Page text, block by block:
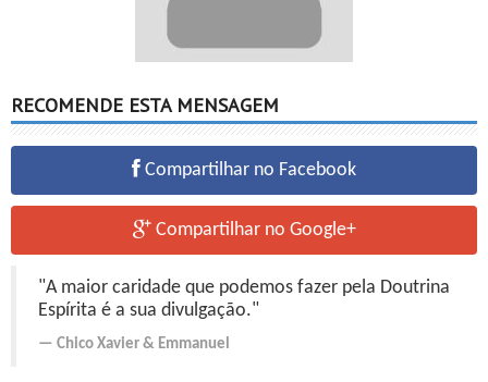
RECOMENDE ESTA MENSAGEM
Compartilhar no Facebook
Compartilhar no Google+
"A maior caridade que podemos fazer pela Doutrina
Espírita é a sua divulgação."
Chico Xavier & Emmanuel